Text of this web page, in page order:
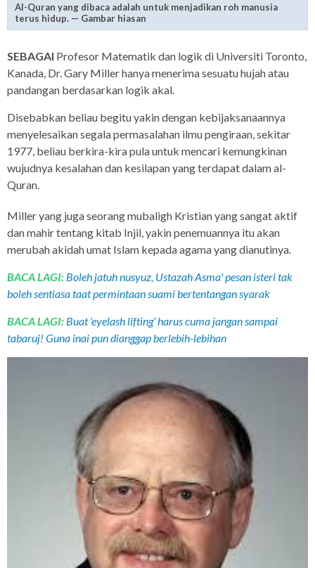
Al-Quran yang dibaca adalah untuk menjadikan roh manusia
terus hidup. — Gambar hiasan
SEBAGAI Profesor Matematik dan logik di Universiti Toronto,
Kanada, Dr. Gary Miller hanya menerima sesuatu hujah atau
pandangan berdasarkan logik akal.
Disebabkan beliau begitu yakin dengan kebijaksanaannya
menyelesaikan segala permasalahan ilmu pengiraan, sekitar
1977, beliau berkira-kira pula untuk mencari kemungkinan
wujudnya kesalahan dan kesilapan yang terdapat dalam al-
Quran.
Miller yang juga seorang mubaligh Kristian yang sangat aktif
dan mahir tentang kitab Injil, yakin penemuannya itu akan
merubah akidah umat Islam kepada agama yang dianutinya.
BACA LAGI: Boleh jatuh nusyuz, Ustazah Asma' pesan isteri tak
boleh sentiasa taat permintaan suami bertentangan syarak
BACA LAGI: Buat ‘eyelash lifting’ harus cuma jangan sampai
tabaruj! Guna inai pun dianggap berlebih-lebihan